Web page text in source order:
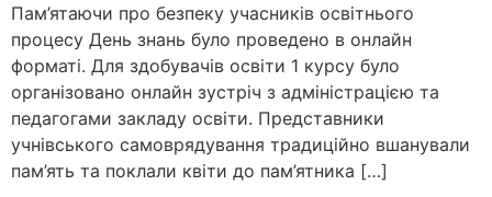
Пам’ятаючи про безпеку учасників освітнього
процесу День знань було проведено в онлайн
форматі. Для здобувачів освіти 1 курсу було
організовано онлайн зустріч з адміністрацією та
педагогами закладу освіти. Представники
учнівського самоврядування традиційно вшанували
пам’ять та поклали квіти до пам’ятника […]